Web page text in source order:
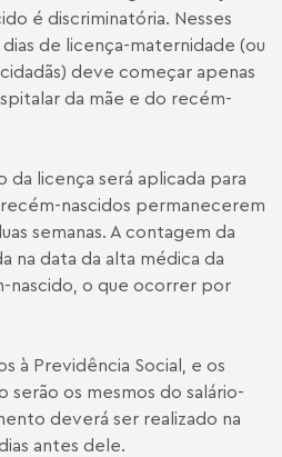
é discriminatória. Nesses
de licença-maternidade (ou
deve começar apenas
da mãe e do recém-
da licença será aplicada para
nascidos permanecerem
semanas. A contagem da
na data da alta médica da
nascido, o que ocorrer por
à Previdência Social, e os
os mesmos do salário-
deverá ser realizado na
antes dele.